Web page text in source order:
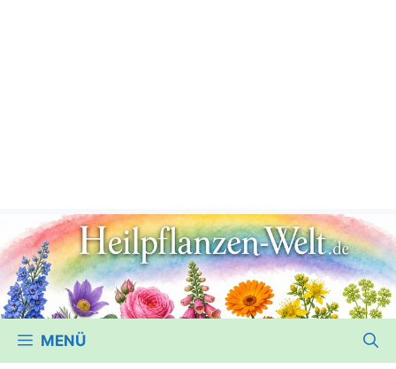
MENÜ